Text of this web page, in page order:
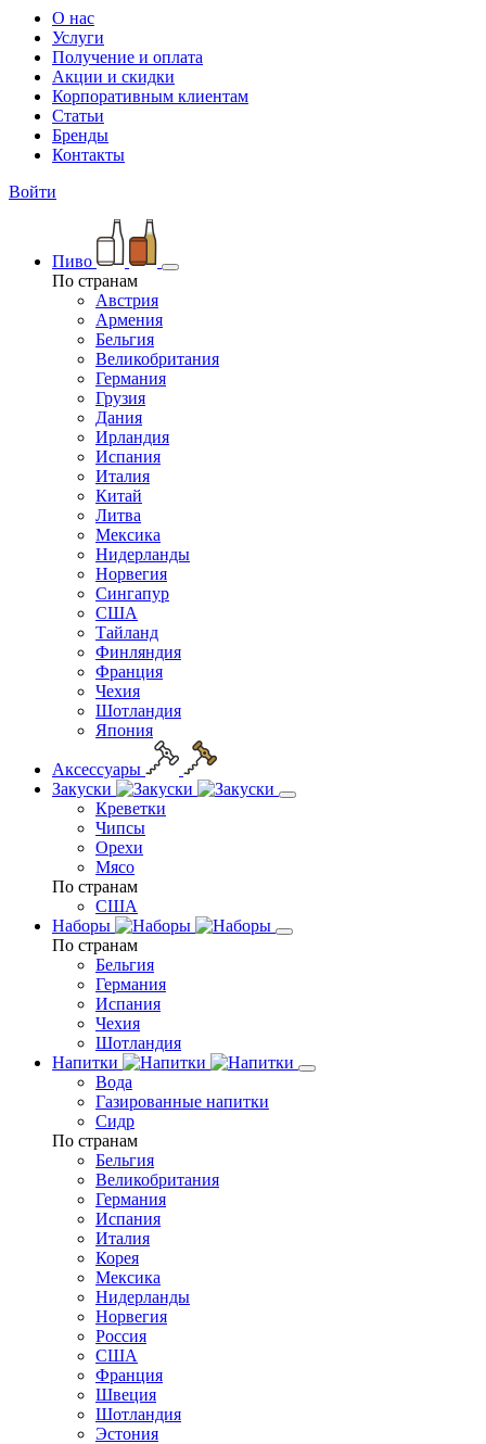
О нас
Услуги
Получение и оплата
Акции и скидки
Корпоративным клиентам
Статьи
Бренды
Контакты
Войти
Пиво
По странам
Австрия
Армения
Бельгия
Великобритания
Германия
Грузия
Дания
Ирландия
Испания
Италия
Китай
Литва
Мексика
Нидерланды
Норвегия
Сингапур
США
Тайланд
Финляндия
Франция
Чехия
Шотландия
Япония
Аксессуары
Закуски
Креветки
Чипсы
Орехи
Мясо
По странам
США
Наборы
По странам
Бельгия
Германия
Испания
Чехия
Шотландия
Напитки
Вода
Газированные напитки
Сидр
По странам
Бельгия
Великобритания
Германия
Испания
Италия
Корея
Мексика
Нидерланды
Норвегия
Россия
США
Франция
Швеция
Шотландия
Эстония